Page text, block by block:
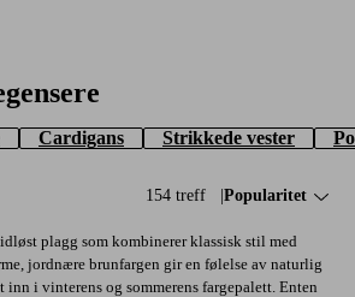
Cardigans Strikkede vester
154 treff Sorter på:
Popularitet
plagg som kombinerer klassisk stil med
jordnære brunfargen gir en følelse av naturlig
inn i vinterens og sommerens fargepalett. Enten